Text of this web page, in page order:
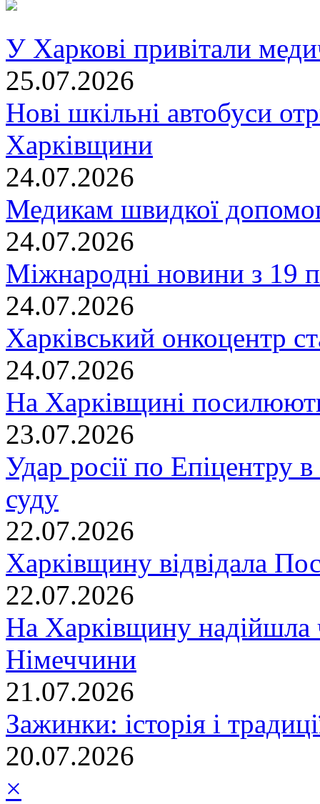
У Харкові привітали
25.07.2026
Нові шкільні автобуси
Харківщини
24.07.2026
Медикам швидкої
24.07.2026
Міжнародні новини з 19
24.07.2026
Харківський онкоцентр
24.07.2026
На Харківщині
23.07.2026
Удар росії по Епіцентру
суду
22.07.2026
Харківщину відвідала
22.07.2026
На Харківщину надійшла
Німеччини
21.07.2026
Зажинки: історія і
20.07.2026
×